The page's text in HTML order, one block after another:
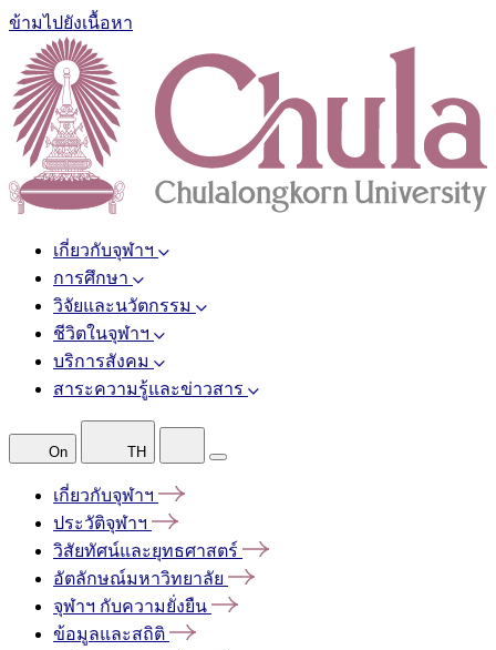
ข้ามไปยังเนื้อหา
เกี่ยวกับจุฬาฯ
การศึกษา
วิจัยและนวัตกรรม
ชีวิตในจุฬาฯ
บริการสังคม
สาระความรู้และข่าวสาร
On TH
เกี่ยวกับจุฬาฯ
ประวัติจุฬาฯ
วิสัยทัศน์และยุทธศาสตร์
อัตลักษณ์มหาวิทยาลัย
จุฬาฯ กับความยั่งยืน
ข้อมูลและสถิติ